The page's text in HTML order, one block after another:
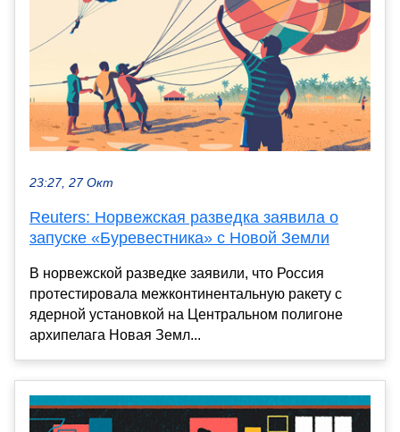
23:27, 27 Окт
Reuters: Норвежская разведка заявила о
запуске «Буревестника» с Новой Земли
В норвежской разведке заявили, что Россия
протестировала межконтинентальную ракету с
ядерной установкой на Центральном полигоне
архипелага Новая Земл...